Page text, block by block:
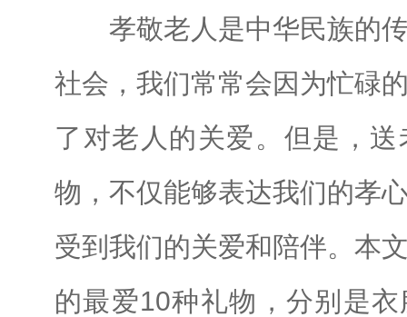
孝敬老人是中华民族的
社会，我们常常会因为忙碌
了对老人的关爱。但是，
物，不仅能够表达我们的孝
受到我们的关爱和陪伴。本
的最爱10种礼物，分别是